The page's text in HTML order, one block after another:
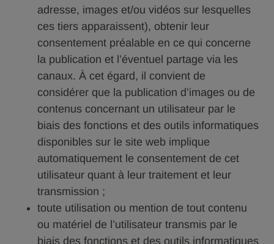
adresse, images et/ou vidéos sur lesquelles
ces tiers apparaissent), obtenir leur
consentement préalable en ce qui concerne
la publication et l’éventuel partage via les
canaux. À cet égard, il convient de
considérer que la publication d’images ou de
contenus concernant un utilisateur par le
biais des fonctions et des outils informatiques
disponibles sur le site web implique
automatiquement le consentement de cet
utilisateur quant à leur traitement et leur
transmission ;
toute utilisation ou mention de tout contenu
ou matériel de l’utilisateur transmis par le
biais des fonctions et des outils informatiques